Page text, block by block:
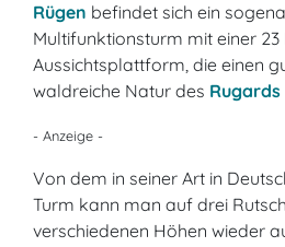
Rügen befindet sich ein
Multifunktionsturm mit einer 23
Aussichtsplattform, die einen
waldreiche Natur des Rugards
- Anzeige -
Von dem in seiner Art in
Turm kann man auf drei
verschiedenen Höhen wieder